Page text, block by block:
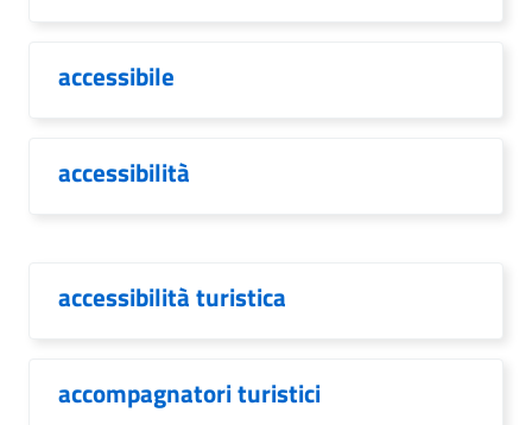
accessibile
accessibilità
accessibilità turistica
accompagnatori turistici